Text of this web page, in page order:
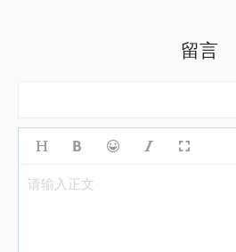
留言
请输入正文